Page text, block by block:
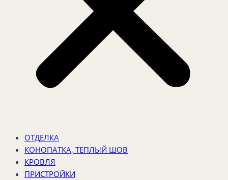
ОТДЕЛКА
КОНОПАТКА, ТЕПЛЫЙ ШОВ
КРОВЛЯ
ПРИСТРОЙКИ